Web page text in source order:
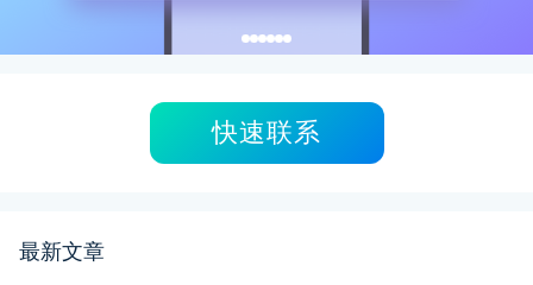
快速联系
最新文章